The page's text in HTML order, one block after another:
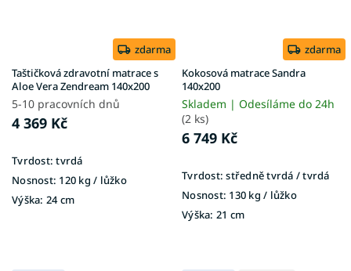
zdarma
Taštičková zdravotní matrace s
Aloe Vera Zendream 140x200
5-10 pracovních dnů
4 369 Kč
Tvrdost: tvrdá
Nosnost: 120 kg / lůžko
Výška: 24 cm
zdarma
Kokosová matrace Sandra
140x200
Skladem | Odesíláme do 24h
(2 ks)
6 749 Kč
Tvrdost: středně tvrdá / tvrdá
Nosnost: 130 kg / lůžko
Výška: 21 cm